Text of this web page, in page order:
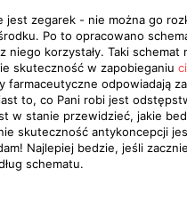
jest zegarek - nie można go
Po to opracowano
niego korzystały. Taki schemat
skuteczność w zapobieganiu
farmaceutyczne odpowiadają
to, co Pani robi jest
w stanie przewidzieć, jakie
skuteczność antykoncepcji
Najlepiej bedzie, jeśli
schematu.